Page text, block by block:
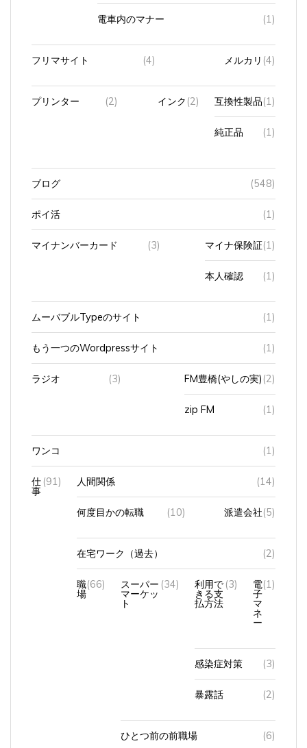
電車内のマナー (1)
フリマサイト (4) メルカリ (4)
プリンター (2) インク (2) 互換性製品 (1)
純正品 (1)
ブログ (548)
ポイ活 (1)
マイナンバーカード (3) マイナ保険証(1)
本人確認 (1)
ムーバブルTypeのサイト (1)
もう一つのWordpressサイト (1)
ラジオ (3) FM豊橋(やしの実) (2)
zip FM (1)
ワンコ (1)
仕
事
(91) 人間関係 (14)
何度目かの転職 (10) 派遣会社 (5)
在宅ワーク（過去） (2)
職
場
(66) スーパー
マーケッ
ト
(34) 利用で
きる支
払方法
(3) 電
子
マ
ネ
ー
(1)
感染症対策 (3)
暴露話 (2)
ひとつ前の前職場 (6)